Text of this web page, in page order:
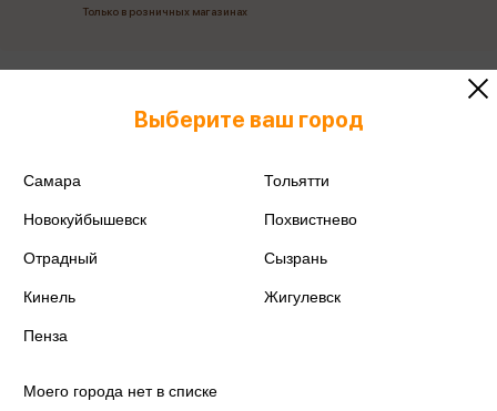
Только в розничных магазинах
Выберите ваш город
Самара Тольятти
Новокуйбышевск Похвистнево
Отрадный Сызрань
Кинель Жигулевск
Пенза
Моего города нет в списке